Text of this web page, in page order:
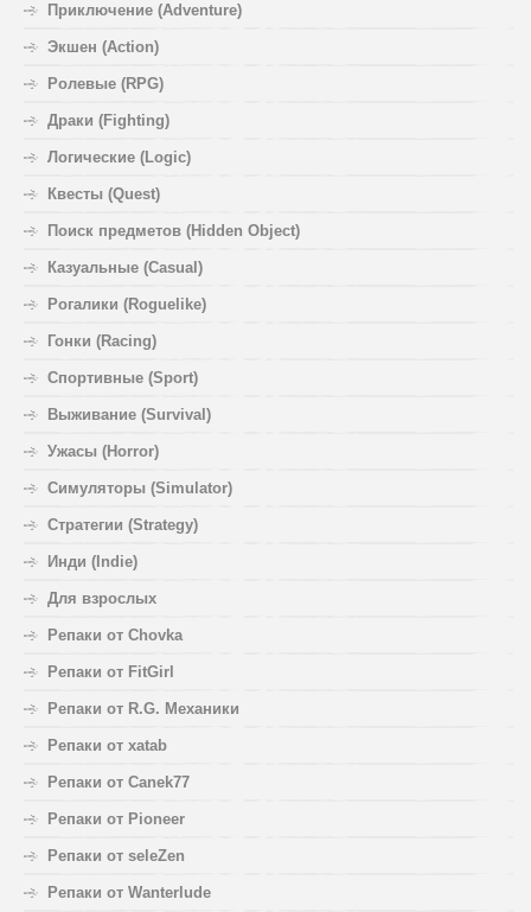
Приключение (Adventure)
Экшен (Action)
Ролевые (RPG)
Драки (Fighting)
Логические (Logic)
Квесты (Quest)
Поиск предметов (Hidden Object)
Казуальные (Casual)
Рогалики (Roguelike)
Гонки (Racing)
Спортивные (Sport)
Выживание (Survival)
Ужасы (Horror)
Симуляторы (Simulator)
Стратегии (Strategy)
Инди (Indie)
Для взрослых
Репаки от Chovka
Репаки от FitGirl
Репаки от R.G. Механики
Репаки от xatab
Репаки от Canek77
Репаки от Pioneer
Репаки от seleZen
Репаки от Wanterlude